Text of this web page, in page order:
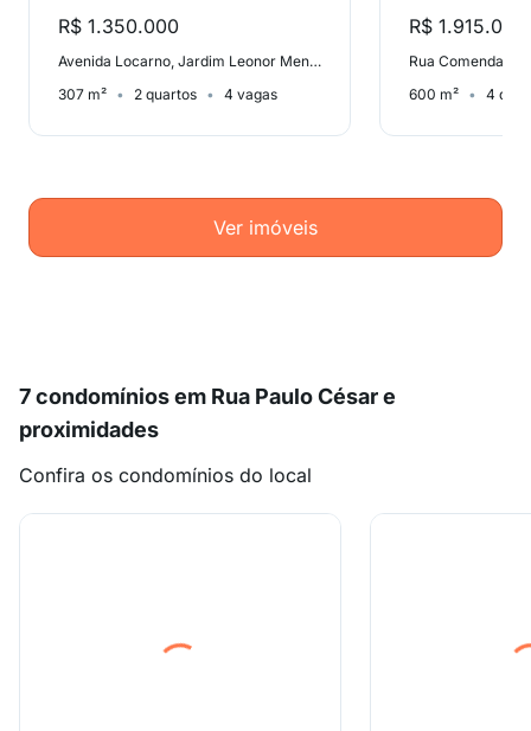
R$ 1.350.000
Avenida Locarno, Jardim Leonor Mendes de Barros
307 m²
2 quartos 4 vagas
R$ 1.915.000
600 m² 4
Ver imóveis
7 condomínios em Rua Paulo César e
proximidades
Confira os condomínios do local